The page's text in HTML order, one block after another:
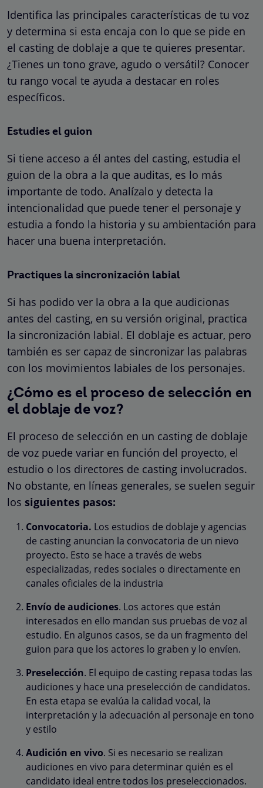
Identifica las principales características de tu voz
y determina si esta encaja con lo que se pide en
el casting de doblaje a que te quieres presentar.
¿Tienes un tono grave, agudo o versátil? Conocer
tu rango vocal te ayuda a destacar en roles
específicos.
Estudies el guion
Si tiene acceso a él antes del casting, estudia el
guion de la obra a la que auditas, es lo más
importante de todo. Analízalo y detecta la
intencionalidad que puede tener el personaje y
estudia a fondo la historia y su ambientación para
hacer una buena interpretación.
Practiques la sincronización labial
Si has podido ver la obra a la que audicionas
antes del casting, en su versión original, practica
la sincronización labial. El doblaje es actuar, pero
también es ser capaz de sincronizar las palabras
con los movimientos labiales de los personajes.
¿Cómo es el proceso de selección en
el doblaje de voz?
El proceso de selección en un casting de doblaje
de voz puede variar en función del proyecto, el
estudio o los directores de casting involucrados.
No obstante, en líneas generales, se suelen seguir
los siguientes pasos:
Convocatoria. Los estudios de doblaje y agencias
de casting anuncian la convocatoria de un nievo
proyecto. Esto se hace a través de webs
especializadas, redes sociales o directamente en
canales oficiales de la industria
Envío de audiciones. Los actores que están
interesados en ello mandan sus pruebas de voz al
estudio. En algunos casos, se da un fragmento del
guion para que los actores lo graben y lo envíen.
Preselección. El equipo de casting repasa todas las
audiciones y hace una preselección de candidatos.
En esta etapa se evalúa la calidad vocal, la
interpretación y la adecuación al personaje en tono
y estilo
Audición en vivo. Si es necesario se realizan
audiciones en vivo para determinar quién es el
candidato ideal entre todos los preseleccionados.